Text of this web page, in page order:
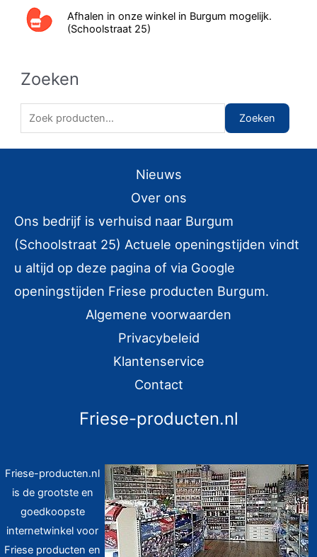
Afhalen in onze winkel in Burgum mogelijk.
(Schoolstraat 25)
Zoeken
Zoeken naar: Zoeken
Nieuws
Over ons
Ons bedrijf is verhuisd naar Burgum
(Schoolstraat 25) Actuele openingstijden vindt
u altijd op deze pagina of via Google
openingstijden Friese producten Burgum.
Algemene voorwaarden
Privacybeleid
Klantenservice
Contact
Friese-producten.nl
Friese-producten.nl
is de grootste en
goedkoopste
internetwinkel voor
Friese producten en